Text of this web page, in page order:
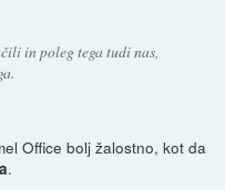
in poleg tega tudi nas,
Office bolj žalostno, kot da
.